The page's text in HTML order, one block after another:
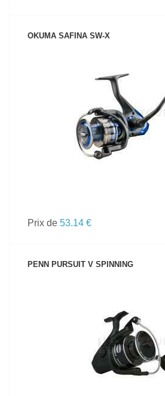
OKUMA SAFINA SW-X
VOIR LE PRODUIT
Prix de 53.14 €
PENN PURSUIT V SPINNING
VOIR LE PRODUIT